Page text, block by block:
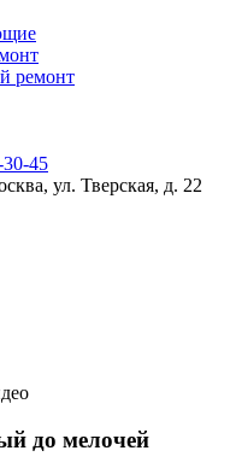
ремонт
30-45
ул. Тверская, д. 22
до мелочей